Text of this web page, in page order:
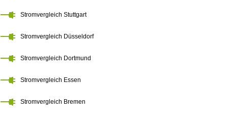
Stromvergleich Stuttgart
Stromvergleich Düsseldorf
Stromvergleich Dortmund
Stromvergleich Essen
Stromvergleich Bremen